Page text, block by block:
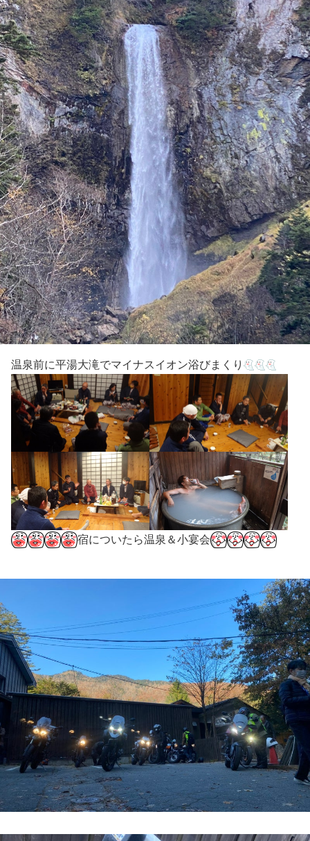
温泉前に平湯大滝でマイナスイオン浴びまくり
宿についたら温泉＆小宴会